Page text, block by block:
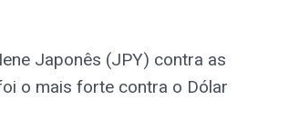
Japonês (JPY) contra as
o mais forte contra o Dólar